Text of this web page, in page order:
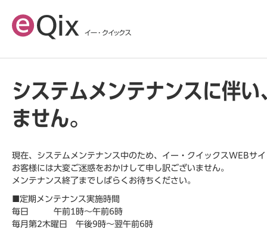
システムメンテナンスに伴
ません。
現在、システムメンテナンス中のため、イー・クイックスWEBサ
お客様には大変ご迷惑をおかけして申し訳ございません。
メンテナンス終了までしばらくお待ちください。
■定期メンテナンス実施時間
毎日 午前1時～午前6時
毎月第2木曜日 午後9時～翌午前6時